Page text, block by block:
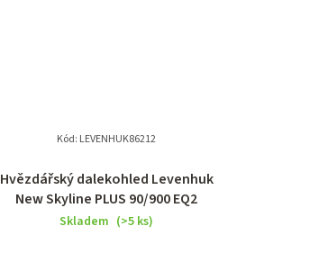
Hvězdářský dalekohled Levenhuk
New Skyline PLUS 90/900 EQ2
Skladem (>5 ks)
Kód: LEVENHUK86212